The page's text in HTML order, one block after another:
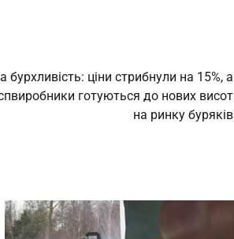
бурхливість: ціни стрибнули на 15%, а
готуються до нових висот
на ринку буряків